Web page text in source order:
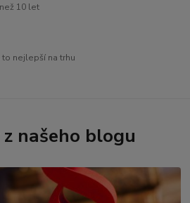
10 let
nejlepší na trhu
našeho blogu